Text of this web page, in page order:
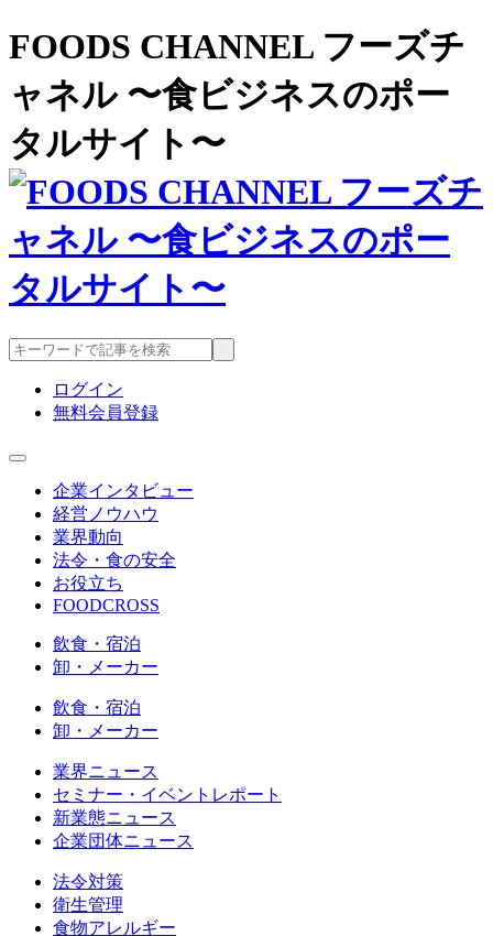
FOODS CHANNEL フーズチ
ャネル 〜食ビジネスのポー
タルサイト〜
ログイン
無料会員登録
企業インタビュー
経営ノウハウ
業界動向
法令・食の安全
お役立ち
FOODCROSS
飲食・宿泊
卸・メーカー
飲食・宿泊
卸・メーカー
業界ニュース
セミナー・イベントレポート
新業態ニュース
企業団体ニュース
法令対策
衛生管理
食物アレルギー